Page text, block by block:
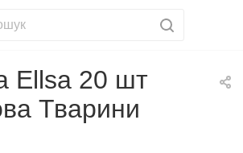
Ellsa 20 шт
Тварини